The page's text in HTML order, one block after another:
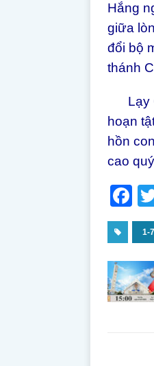
Hắng
giữa
đổi bộ
thánh
Lạy
hoạn
hồn
cao
F
a
c
e
b
o
1-7